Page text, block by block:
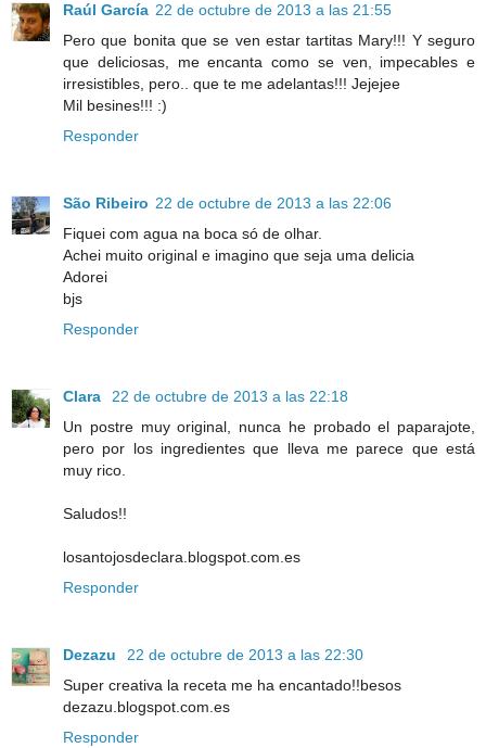
Raúl García 22 de octubre de 2013 a las 21:55
Pero que bonita que se ven estar tartitas Mary!!! Y seguro
que deliciosas, me encanta como se ven, impecables e
irresistibles, pero.. que te me adelantas!!! Jejejee
Mil besines!!! :)
Responder
São Ribeiro 22 de octubre de 2013 a las 22:06
Fiquei com agua na boca só de olhar.
Achei muito original e imagino que seja uma delicia
Adorei
bjs
Responder
Clara
22 de octubre de 2013 a las 22:18
Un postre muy original, nunca he probado el paparajote,
pero por los ingredientes que lleva me parece que está
muy rico.
Saludos!!
losantojosdeclara.blogspot.com.es
Responder
Dezazu
22 de octubre de 2013 a las 22:30
Super creativa la receta me ha encantado!!besos
dezazu.blogspot.com.es
Responder